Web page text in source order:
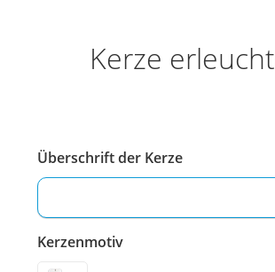
Kerze
Überschrift der Kerze
Kerzenmotiv